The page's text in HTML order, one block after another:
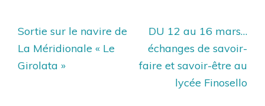
Navigation
de
l’article
Sortie sur le navire de
La Méridionale « Le
Girolata »
DU 12 au 16 mars…
échanges de savoir-
faire et savoir-être au
lycée Finosello